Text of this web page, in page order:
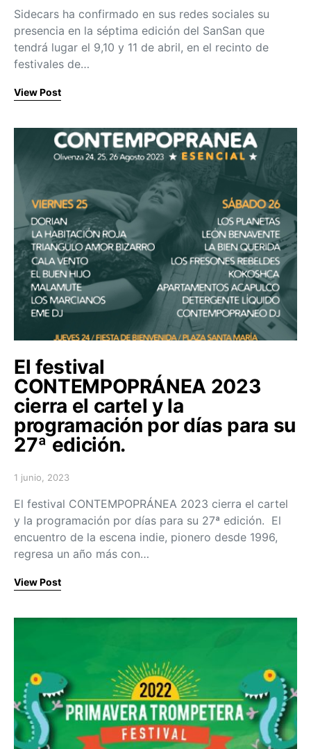
Sidecars ha confirmado en sus redes sociales su
presencia en la séptima edición del SanSan que
tendrá lugar el 9,10 y 11 de abril, en el recinto de
festivales de…
View Post
El festival
CONTEMPOPRÁNEA 2023
cierra el cartel y la
programación por días para su
27ª edición.
Posted on
1 junio, 2023
El festival CONTEMPOPRÁNEA 2023 cierra el cartel
y la programación por días para su 27ª edición. El
encuentro de la escena indie, pionero desde 1996,
regresa un año más con…
View Post